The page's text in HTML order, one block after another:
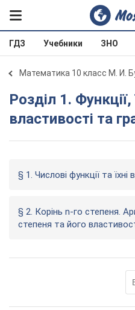
ГДЗ Учебники ЗНО
Математика 10 класс М. И.
Розділ 1. Функції, їхні
властивості та
§ 1. Числові функції та їхні
§ 2. Корінь n-го степеня.
степеня та його